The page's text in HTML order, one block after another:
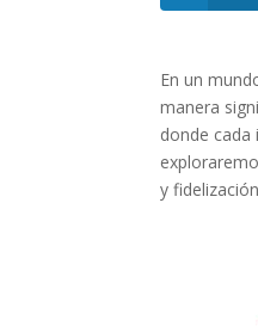
En ‌un
⁣manera
donde cada
y